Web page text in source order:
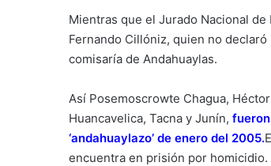
Mientras que el Jurado Nacional
Fernando Cillóniz, quien no
comisaría de Andahuaylas.
Así Posemoscrowte Chagua,
Huancavelica, Tacna y Junín,
‘andahuaylazo’ de enero del 2005.
encuentra en prisión por homicidio.